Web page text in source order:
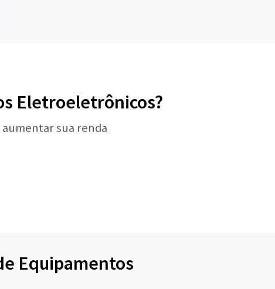
Eletroeletrônicos?
aumentar sua renda
Equipamentos